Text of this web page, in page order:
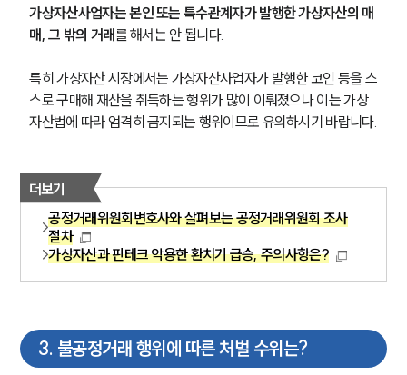
가상자산사업자는 본인 또는 특수관계자가 발행한 가상자산의 매
매, 그 밖의 거래를 해서는 안 됩니다.
특히 가상자산 시장에서는 가상자산사업자가 발행한 코인 등을 스
스로 구매해 재산을 취득하는 행위가 많이 이뤄졌으나 이는 가상
자산법에 따라 엄격히 금지되는 행위이므로 유의하시기 바랍니다.
더보기
공정거래위원회변호사와 살펴보는 공정거래위원회 조사
절차
가상자산과 핀테크 악용한 환치기 급승, 주의사항은?
3. 불공정거래 행위에 따른 처벌 수위는?